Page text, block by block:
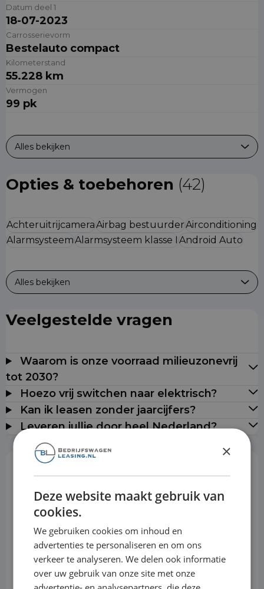
Datum deel 1
18-07-2023
Carrosserievorm
Bestelauto compact
Kilometerstand
55.228 km
Vermogen
99 pk
Alles bekijken
Opties & toebehoren (42)
AchteruitrijcameraAirbag bestuurderAirconditioning
AlarmsysteemAlarmsysteem klasse I Android Auto
Alles bekijken
Veelgestelde vragen
Waarom is onze voorraad milieuzonevrij
tot 2030?
Hoezo vrij switchen naar elektrisch?
Kan ik leasen zonder jaarcijfers?
Leveren jullie door heel Nederland?
Looptijd
×
Deze website maakt gebruik van
cookies.
We gebruiken cookies om inhoud en
advertenties te personaliseren en om ons
verkeer te analyseren. We delen ook informatie
over uw gebruik van onze site met onze